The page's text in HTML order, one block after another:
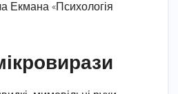
Екмана «Психологія